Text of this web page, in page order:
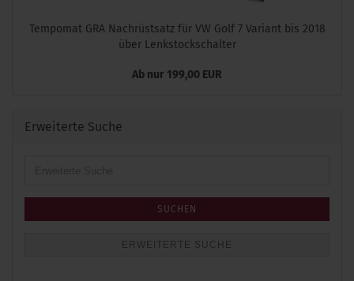
Tempomat GRA Nachrüstsatz für VW Golf 7 Variant bis 2018
über Lenkstockschalter
Ab nur 199,00 EUR
Erweiterte Suche
SUCHEN
ERWEITERTE SUCHE